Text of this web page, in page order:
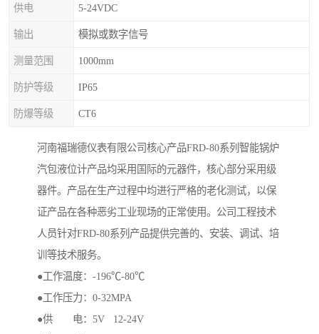
供电 5-24VDC
输出 模拟或数字信号
测量范围 1000mm
防护等级 IP65
防爆等级 CT6
河南福瑞德仪表有限公司核心产品FRD-80系列智能锅炉
汽包液位计产品均采用国际的元器件，核心部分采用级
器件。产品在生产过程中均进行严格的老化测试，以保
证产品在各种恶劣工业现场的正常使用。公司工程技术
人员针对FRD-80系列产品提供完善的、安装、调试、培
训等技术服务。
●工作温度：-196℃-80℃
●工作压力：0-32MPA
●供 电：5V 12-24V